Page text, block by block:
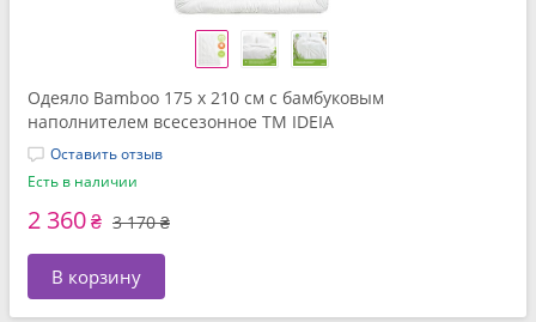
Одеяло Bamboo 175 x 210 см с бамбуковым
наполнителем всесезонное TM IDEIA
Оставить отзыв
Есть в наличии
2 360₴ 3 170 ₴
В корзину